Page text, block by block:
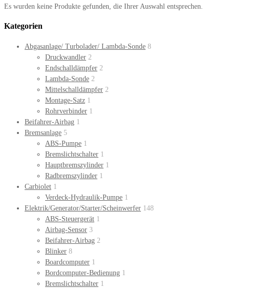
Es wurden keine Produkte gefunden, die Ihrer Auswahl entsprechen.
Kategorien
Abgasanlage/ Turbolader/ Lambda-Sonde 8
Druckwandler 2
Endschalldämpfer 2
Lambda-Sonde 2
Mittelschalldämpfer 2
Montage-Satz 1
Rohrverbinder 1
Beifahrer-Airbag 1
Bremsanlage 5
ABS-Pumpe 1
Bremslichtschalter 1
Hauptbremszylinder 1
Radbremszylinder 1
Carbiolet 1
Verdeck-Hydraulik-Pumpe 1
Elektrik/Generator/Starter/Scheinwerfer 148
ABS-Steuergerät 1
Airbag-Sensor 3
Beifahrer-Airbag 2
Blinker 8
Boardcomputer 1
Bordcomputer-Bedienung 1
Bremslichtschalter 1